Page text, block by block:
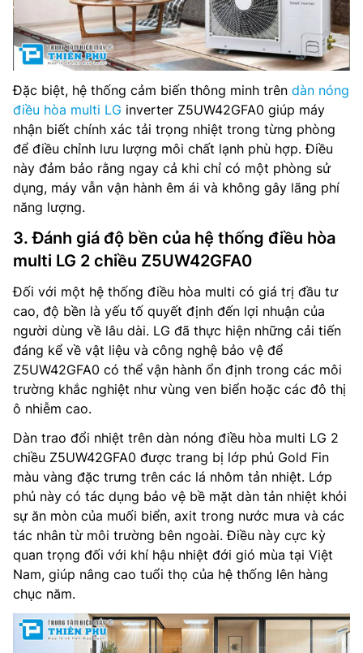
Đặc biệt, hệ thống cảm biến thông minh trên dàn nóng
điều hòa multi LG inverter Z5UW42GFA0 giúp máy
nhận biết chính xác tải trọng nhiệt trong từng phòng
để điều chỉnh lưu lượng môi chất lạnh phù hợp. Điều
này đảm bảo rằng ngay cả khi chỉ có một phòng sử
dụng, máy vẫn vận hành êm ái và không gây lãng phí
năng lượng.
3. Đánh giá độ bền của hệ thống điều hòa
multi LG 2 chiều Z5UW42GFA0
Đối với một hệ thống điều hòa multi có giá trị đầu tư
cao, độ bền là yếu tố quyết định đến lợi nhuận của
người dùng về lâu dài. LG đã thực hiện những cải tiến
đáng kể về vật liệu và công nghệ bảo vệ để
Z5UW42GFA0 có thể vận hành ổn định trong các môi
trường khắc nghiệt như vùng ven biển hoặc các đô thị
ô nhiễm cao.
Dàn trao đổi nhiệt trên dàn nóng điều hòa multi LG 2
chiều Z5UW42GFA0 được trang bị lớp phủ Gold Fin
màu vàng đặc trưng trên các lá nhôm tản nhiệt. Lớp
phủ này có tác dụng bảo vệ bề mặt dàn tản nhiệt khỏi
sự ăn mòn của muối biển, axit trong nước mưa và các
tác nhân từ môi trường bên ngoài. Điều này cực kỳ
quan trọng đối với khí hậu nhiệt đới gió mùa tại Việt
Nam, giúp nâng cao tuổi thọ của hệ thống lên hàng
chục năm.